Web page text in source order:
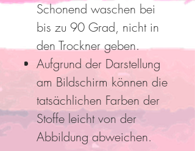
Schonend waschen bei
bis zu 90 Grad, nicht in
den Trockner geben.
Aufgrund der Darstellung
am Bildschirm können die
tatsächlichen Farben der
Stoffe leicht von der
Abbildung abweichen.